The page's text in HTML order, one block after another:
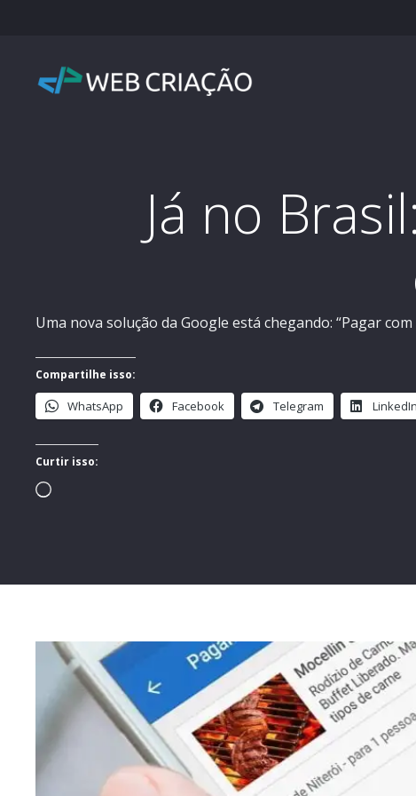
Já no
Uma nova solução da Google está chegando: “Pagar
Compartilhe isso:
WhatsApp Facebook Telegram LinkedIn
Curtir isso:
Carregando...